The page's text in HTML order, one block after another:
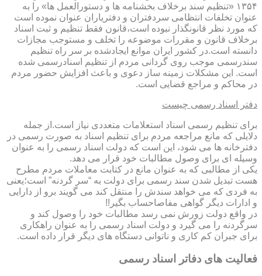
۱۳۵۴ «تنظیم سند برخلاف بخشنامه ها و دستورالعمل ها» را به
عنوان تخلفات انتظامی سردفتران و دفتریاران عنوان نموده است
که مورد نظر قانونگذار نبوده است،قانون فقط تنظیم و ثبت اسناد
برخلاف قانون و مقررات موضوعه را تخلف و مستوجب مجازات
دانسته است.در کشور ایران موانع ایجادشده بر سر راه تنظیم
سندرسمی موجب روی گردانی مردم از تنظیم اسنادرسمی شده
است. این مشکلات زمینه ساز دعوی و باعث افزایش حضور مردم
در محاکم و مراجع قضایی است.
دفتر اسناد رسمی چیست
برای تنظیم رسمی اسناد استعلامات متعددی نیاز است.از جمله
دلایلی که مانع مراجعه مردم برای تنظیم اسناد به صورت رسمی در
دفترخانه ها می شود، این است که دولت اسناد رسمی را به عنوان
وسیله ای برای وصول مطالبات خود قرار می دهد.
یکی از مطالبی که به عنوان مانع در کتابت معاملات مردم مطرح
هست تبدیل شدن سند رسمی برای دولت به “سر گردنه” است؛یعنی
به فردی که می خواهد سندش را منتقل کند می گویند برو از دارایی
و ادارات دیگر گواهی مفاصاحساب بگیر!!
در واقع دولت زورش نمی رسد مطالبات خود را وصول کند و
سرگردنه را می گیرد و دولت اسناد رسمی را به عنوان راهکاری
برای جبران کم کاری و ناتوانی دستگاه های دیگر قرار داده است.
فعالیت های دفاتر اسناد رسمی